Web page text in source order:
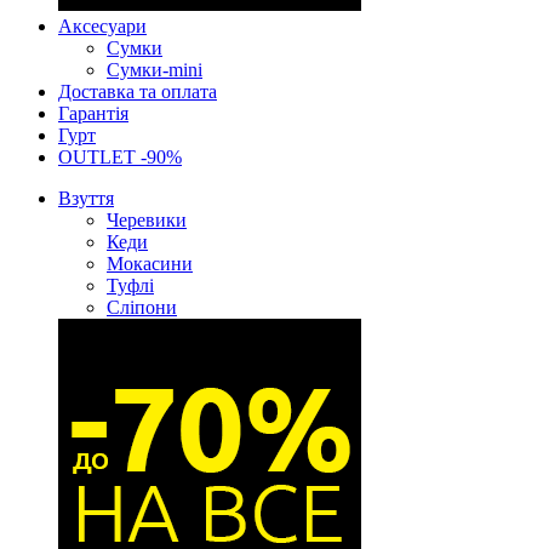
Аксесуари
Сумки
Сумки-mini
Доставка та оплата
Гарантія
Гурт
OUTLET -90%
Взуття
Черевики
Кеди
Мокасини
Туфлі
Сліпони